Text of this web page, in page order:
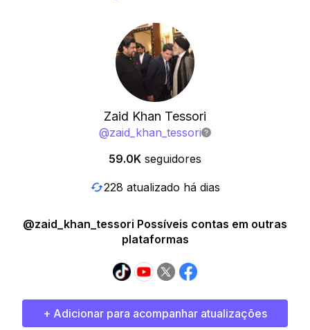
Zaid Khan Tessori
@zaid_khan_tessori
59.0K seguidores
228 atualizado há dias
@zaid_khan_tessori Possíveis contas em outras
plataformas
+ Adicionar para acompanhar atualizações